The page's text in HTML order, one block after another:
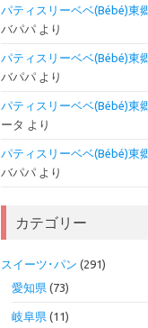
パティスリーベベ(Bébé)東
バパパより
パティスリーベベ(Bébé)東
バパパより
パティスリーベベ(Bébé)東
ータ より
パティスリーベベ(Bébé)東
バパパより
カテゴリー
スイーツ･パン (291)
愛知県(73)
岐阜県(11)